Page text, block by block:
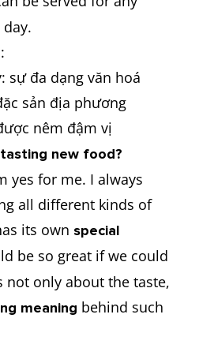
nhiều
sự đa dạng văn hoá
sản địa phương
nêm đậm vị
new food?
yes for me. I always
all different kinds of
its own special
be so great if we could
not only about the taste,
meaning behind such